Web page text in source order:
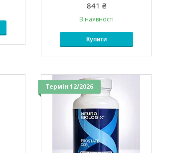
841 ₴
В наявності
Купити
Термін 12/2026